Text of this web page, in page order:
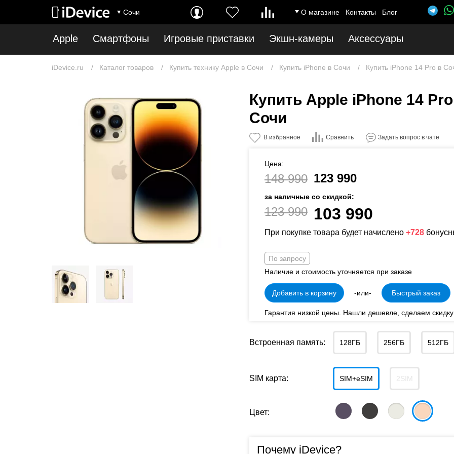
Сочи О магазине Контакты Блог
Apple Смартфоны Игровые приставки Экшн-камеры Аксессуары
iDevice.ru Каталог товаров Купить технику Apple в Сочи Купить iPhone в Сочи Купить iPhone 14 Pro в
Купить Apple iPhone 14
Сочи
В избранное Сравнить Задать вопрос в чате
Цена:
148 990 123 990
за наличные со скидкой:
123 990 103 990
При покупке товара будет начислено +728
По запросу
Наличие и стоимость уточняется при заказе
Добавить в корзину -или- Быстрый заказ
Гарантия низкой цены. Нашли дешевле, сделаем
Встроенная память: 128ГБ 256ГБ 512ГБ
SIM карта: SIM+eSIM 2SIM
Цвет:
Почему iDevice?